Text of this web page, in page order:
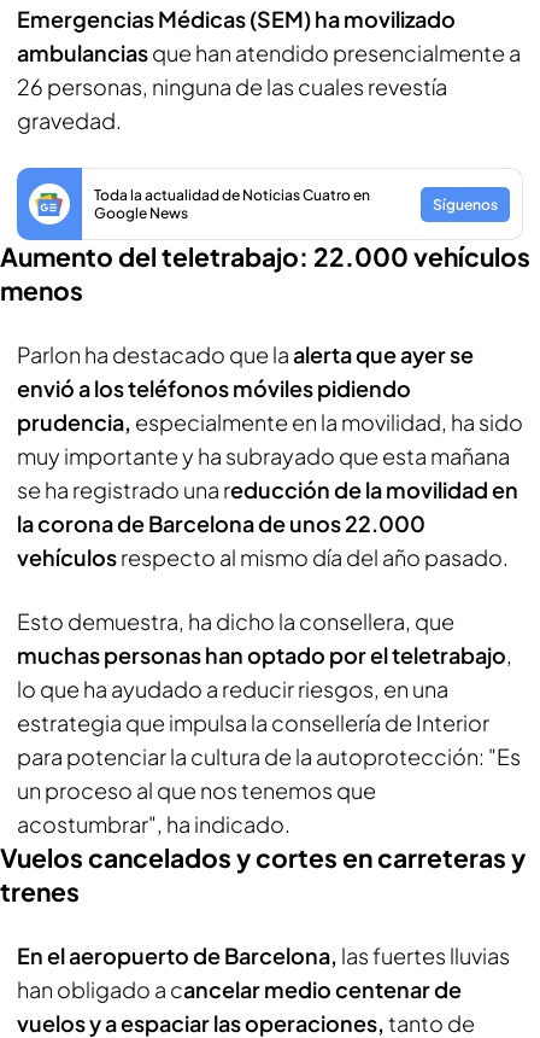
Emergencias Médicas (SEM) ha movilizado
ambulanciasque han atendido presencialmente a
26 personas, ninguna de las cuales revestía
gravedad.
Toda la actualidad de Noticias Cuatro en
Google News
Síguenos
Aumento del teletrabajo: 22.000 vehículos
menos
Parlon ha destacado que laalerta que ayer se
envió a los teléfonos móviles pidiendo
prudencia, especialmente en la movilidad, ha sido
muy importante y ha subrayado que esta mañana
se ha registrado una reducción de la movilidad en
la corona de Barcelona de unos 22.000
vehículosrespecto al mismo día del año pasado.
Esto demuestra, ha dicho la consellera, que
muchas personas han optado por el teletrabajo,
lo que ha ayudado a reducir riesgos, en una
estrategia que impulsa la consellería de Interior
para potenciar la cultura de la autoprotección: "Es
un proceso al que nos tenemos que
acostumbrar", ha indicado.
Vuelos cancelados y cortes en carreteras y
trenes
En el aeropuerto de Barcelona, las fuertes lluvias
han obligado a cancelar medio centenar de
vuelos y a espaciar las operaciones,tanto de